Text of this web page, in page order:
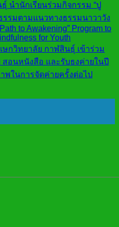
นำนักเรียนร่วมกิจกรรม “ปู
รมตามแนวทางธรรมนาวาวัง
to Awakening” Program to
for Youth
ษกวิทยาลัย กาฬสินธุ์ เข้าร่วม
อนหนังสือ และรับธงค่ายในปี
พในการจัดค่ายครั้งต่อไป